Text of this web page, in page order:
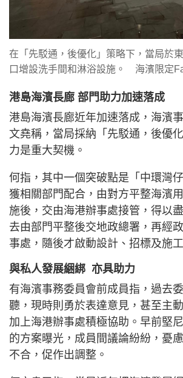
在「先駁通，後優化」策略下，當局於
口增設洗手間和淋浴設施。 海濱限定
港島海濱長廊 部門助力加速落成
港島海濱長廊近年加速落成，海濱
文堯稱，當局採納「先駁通，後優
力是重大契機。
何指，其中一個突破點是「中環灣
獲相關部門配合，由對方平整海濱
施後，交由海港辦事處接管，得以
去由部門平整後交地政總署，再經
事處，隨後才啟動設計、招標及施
與私人發展綑綁 亦具助力
有海濱事務委員會前成員指，過去
聽，現時則勇於表達意見，甚至主
加上海港辦事處積極協助。早前堅
的方案曝光，成員間議論紛紛，憂
不合，促作出調整。